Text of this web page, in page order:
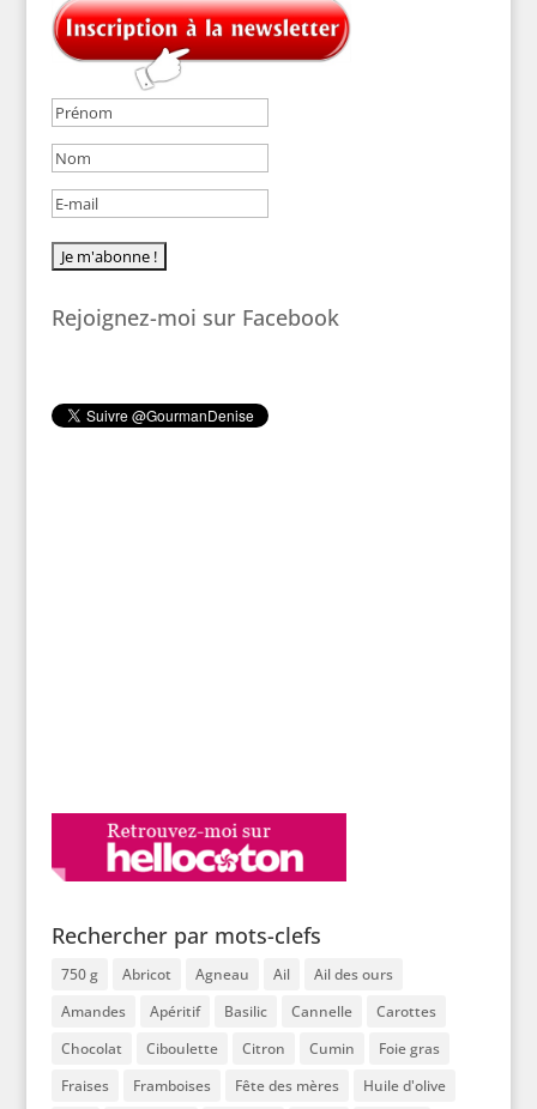
Rejoignez-moi sur Facebook
Rechercher par mots-clefs
750 g Abricot Agneau Ail
Ail des ours
Amandes
Apéritif Basilic Cannelle
Carottes
Chocolat
Ciboulette Citron Cumin
Foie gras
Fraises
Framboises Fête des mères Huile d'olive